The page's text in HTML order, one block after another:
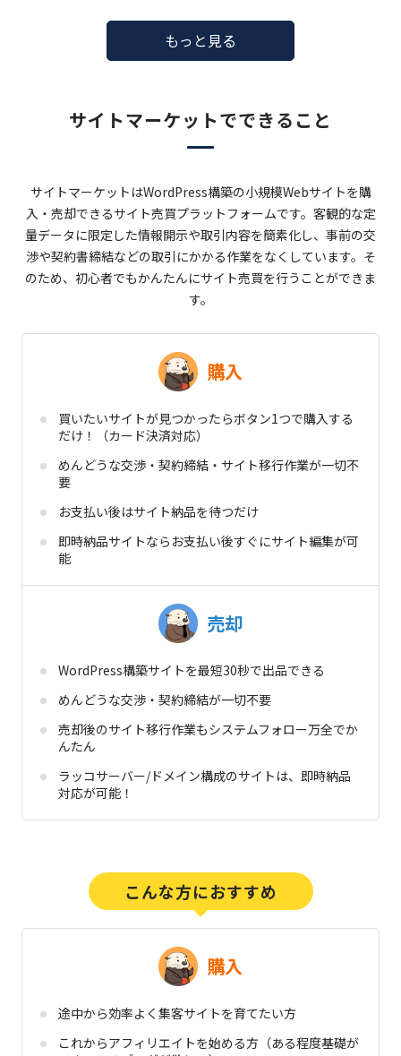
もっと見る
サイトマーケットでできること
サイトマーケットはWordPress構築の小規模Webサイトを購
入・売却できるサイト売買プラットフォームです。 客観的な定
量データに限定した情報開示や取引内容を簡素化し、事前の交
渉や契約書締結などの取引にかかる作業をなくしています。 そ
のため、初心者でもかんたんにサイト売買を行うことができま
す。
購入
買いたいサイトが見つかったらボタン1つで購入する
だけ！（カード決済対応）
めんどうな交渉・契約締結・サイト移行作業が一切不
要
お支払い後はサイト納品を待つだけ
即時納品サイトならお支払い後すぐにサイト編集が可
能
売却
WordPress構築サイトを最短30秒で出品できる
めんどうな交渉・契約締結が一切不要
売却後のサイト移行作業もシステムフォロー万全でか
んたん
ラッコサーバー/ドメイン構成のサイトは、即時納品
対応が可能！
購入
途中から効率よく集客サイトを育てたい方
これからアフィリエイトを始める方（ある程度基礎が